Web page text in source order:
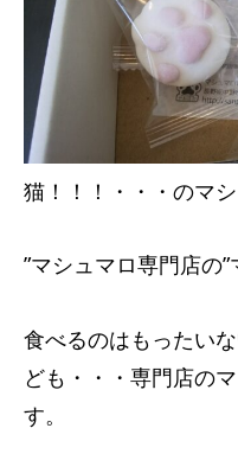
猫！！！・・・のマシ
”マシュマロ専門店の”
食べるのはもったい
ども・・・専門店の
す。